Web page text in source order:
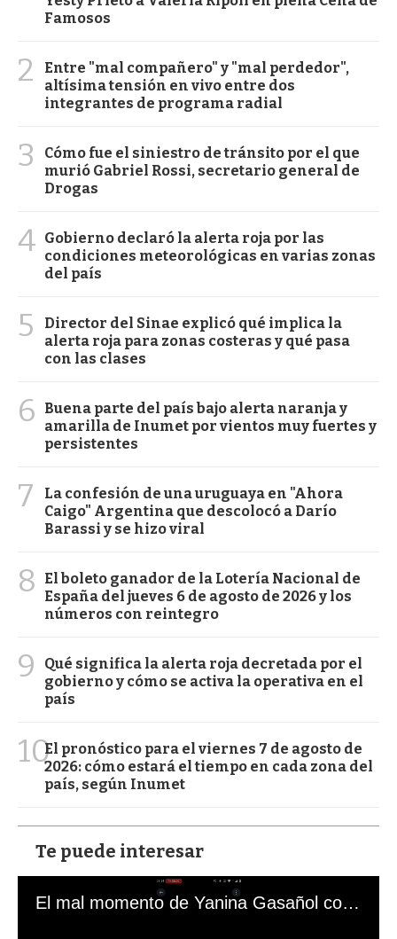
Famosos
2
Entre "mal compañero" y "mal perdedor",
altísima tensión en vivo entre dos
integrantes de programa radial
3
Cómo fue el siniestro de tránsito por el que
murió Gabriel Rossi, secretario general de
Drogas
4 Gobierno declaró la alerta roja por las
condiciones meteorológicas en varias zonas
del país
5
Director del Sinae explicó qué implica la
alerta roja para zonas costeras y qué pasa
con las clases
6
Buena parte del país bajo alerta naranja y
amarilla de Inumet por vientos muy fuertes y
persistentes
7
La confesión de una uruguaya en "Ahora
Caigo" Argentina que descolocó a Darío
Barassi y se hizo viral
8
El boleto ganador de la Lotería Nacional de
España del jueves 6 de agosto de 2026 y los
números con reintegro
9
Qué significa la alerta roja decretada por el
gobierno y cómo se activa la operativa en el
país
10El pronóstico para el viernes 7 de agosto de
2026: cómo estará el tiempo en cada zona del
país, según Inumet
Te puede interesar
El mal momento de Yanina Gasañol con un hincha argentino en "Subrayado"